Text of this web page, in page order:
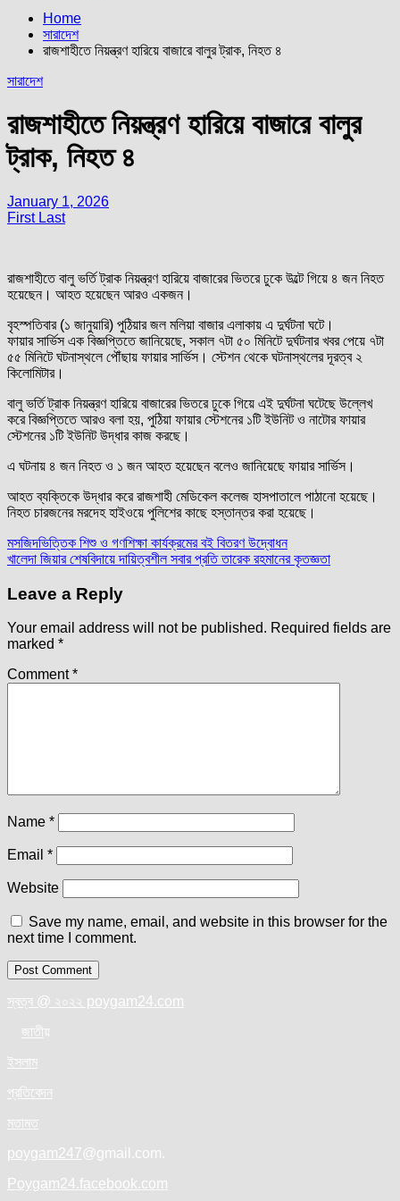
Home
সারাদেশ
রাজশাহীতে নিয়ন্ত্রণ হারিয়ে বাজারে বালুর ট্রাক, নিহত ৪
সারাদেশ
রাজশাহীতে নিয়ন্ত্রণ হারিয়ে বাজারে বালুর
ট্রাক, নিহত ৪
January 1, 2026
First Last
রাজশাহীতে বালু ভর্তি ট্রাক নিয়ন্ত্রণ হারিয়ে বাজারের ভিতরে ঢুকে উল্টে গিয়ে ৪ জন নিহত
হয়েছেন। আহত হয়েছেন আরও একজন।
বৃহস্পতিবার (১ জানুয়ারি) পুঠিয়ার জল মলিয়া বাজার এলাকায় এ দুর্ঘটনা ঘটে।
ফায়ার সার্ভিস এক বিজ্ঞপ্তিতে জানিয়েছে, সকাল ৭টা ৫০ মিনিটে দুর্ঘটনার খবর পেয়ে ৭টা
৫৫ মিনিটে ঘটনাস্থলে পৌঁছায় ফায়ার সার্ভিস। স্টেশন থেকে ঘটনাস্থলের দূরত্ব ২
কিলোমিটার।
বালু ভর্তি ট্রাক নিয়ন্ত্রণ হারিয়ে বাজারের ভিতরে ঢুকে গিয়ে এই দুর্ঘটনা ঘটেছে উল্লেখ
করে বিজ্ঞপ্তিতে আরও বলা হয়, পুঠিয়া ফায়ার স্টেশনের ১টি ইউনিট ও নাটোর ফায়ার
স্টেশনের ১টি ইউনিট উদ্ধার কাজ করছে।
এ ঘটনায় ৪ জন নিহত ও ১ জন আহত হয়েছেন বলেও জানিয়েছে ফায়ার সার্ভিস।
আহত ব্যক্তিকে উদ্ধার করে রাজশাহী মেডিকেল কলেজ হাসপাতালে পাঠানো হয়েছে।
নিহত চারজনের মরদেহ হাইওয়ে পুলিশের কাছে হস্তান্তর করা হয়েছে।
Post
navigation
মসজিদভিত্তিক শিশু ও গণশিক্ষা কার্যক্রমের বই বিতরণ উদ্বোধন
খালেদা জিয়ার শেষবিদায়ে দায়িত্বশীল সবার প্রতি তারেক রহমানের কৃতজ্ঞতা
Leave a Reply
Your email address will not be published. Required fields are
marked *
Comment*
Name *
Email *
Website
Save my name, email, and website in this browser for the
next time I comment.
স্বত্ব @ ২০২২ poygam24.com
জাতীয়
ইসলাম
প্রতিবেদন
মতামত
poygam247@gmail.com.
Poygam24.facebook.com